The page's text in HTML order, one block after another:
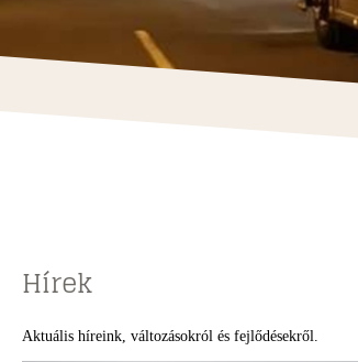
Hírek
Aktuális híreink, változásokról és fejlődésekről.